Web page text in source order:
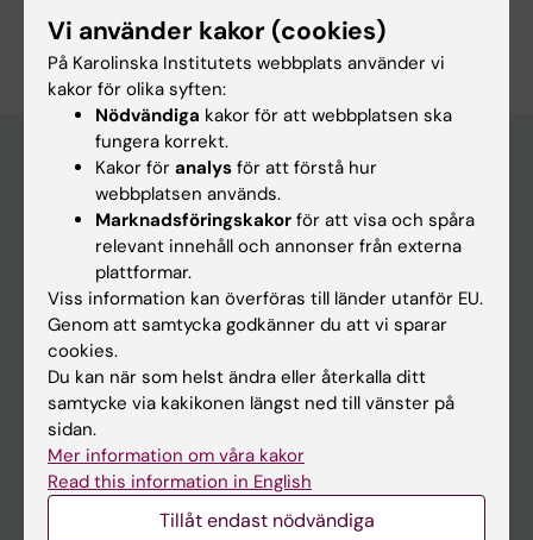
Är du Helena Kristina Thomasson?
Redigera din profil
Huvudmeny
Utbildning
Forskarutbildning
Forskning
Om KI
På gång
Nyheter
Vi använder kakor (cookies)
På Karolinska Institutets webbplats använder vi
kakor för olika syften:
Nödvändiga kakor för att webbplatsen ska
fungera korrekt.
Kakor för analys för att förstå hur
webbplatsen används.
Marknadsföringskakor för att visa och spåra
relevant innehåll och annonser från externa
plattformar.
Viss information kan överföras till länder utanför EU.
Genom att samtycka godkänner du att vi sparar
cookies.
Du kan när som helst ändra eller återkalla ditt
samtycke via kakikonen längst ned till vänster på
sidan.
Mer information om våra kakor
Read this information in English
Tillåt endast nödvändiga